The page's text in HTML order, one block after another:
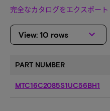
完全なカタログをエクスポート
View: 10 rows keyboard_arrow_down
PART NUMBER
MTC16C2085S1UC56BH1